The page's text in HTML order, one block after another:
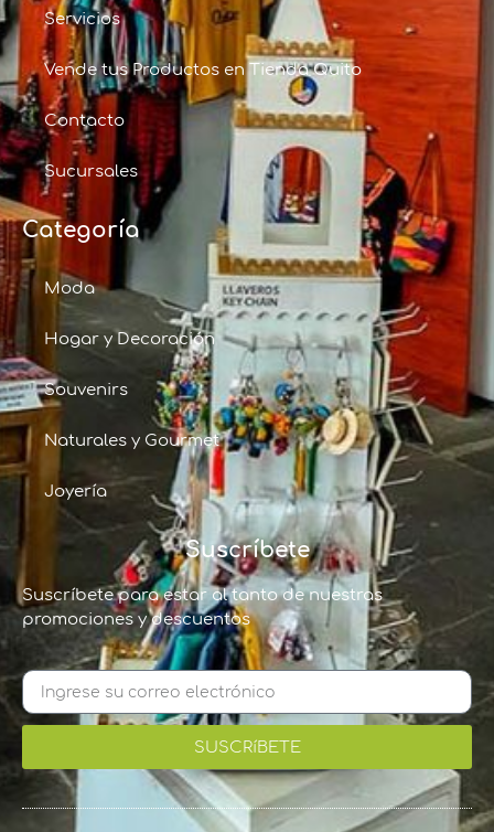
Servicios
Vende tus Productos en Tienda Quito
Contacto
Sucursales
Categoría
Moda
Hogar y Decoración
Souvenirs
Naturales y Gourmet
Joyería
Suscríbete
Suscríbete para estar al tanto de nuestras
promociones y descuentos
SUSCRíBETE